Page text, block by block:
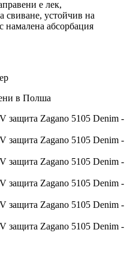
е лек,
свиване, устойчив на
намалена абсорбация
в Полша